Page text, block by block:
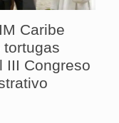
Caribe
III Congreso